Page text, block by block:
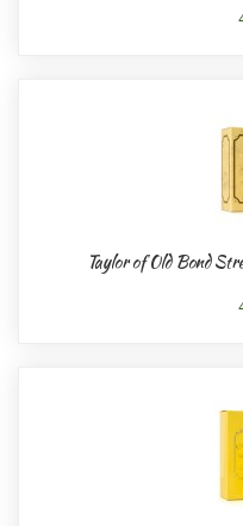
Taylor of Old Bond